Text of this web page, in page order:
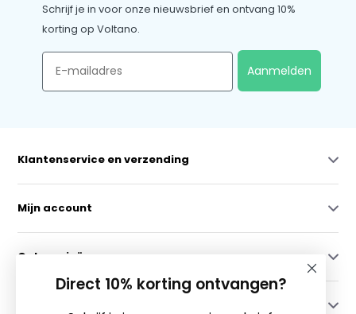
Schrijf je in voor onze nieuwsbrief en ontvang 10%
korting op Voltano.
Email
Aanmelden
Klantenservice en verzending
Mijn account
Categorieën
Direct 10% korting ontvangen?